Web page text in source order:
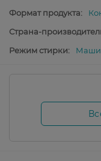
Формат продукта:
Страна-
Режим стирки: